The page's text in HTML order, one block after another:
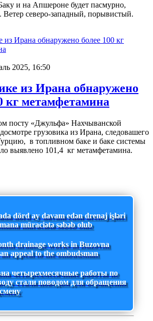
и на Апшероне будет пасмурно,
Ветер северо-западный, порывистый.
2025, 16:50
из Ирана обнаружено
кг метамфетамина
посту «Джульфа» Нахчыванской
грузовика из Ирана, следовашего
в топливном баке и баке системы
выявлено 101,4 кг метамфетамина.
dörd ay davam edən drenaj işləri
müraciətə səbəb olub
drainage works in Buzovna
appeal to the ombudsman
четырехмесячные работы по
стали поводом для обращения